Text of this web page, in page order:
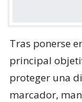
Tras ponerse
principal
proteger una
marcador,